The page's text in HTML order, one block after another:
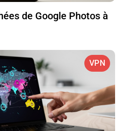
de Google Photos à
VPN